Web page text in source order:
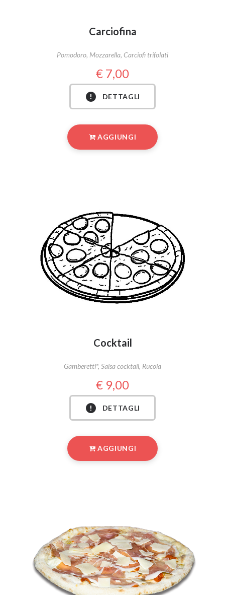
Carciofina
Pomodoro, Mozzarella, Carciofi trifolati
7,00
DETTAGLI
AGGIUNGI
Cocktail
Gamberetti*, Salsa cocktail, Rucola
9,00
DETTAGLI
AGGIUNGI